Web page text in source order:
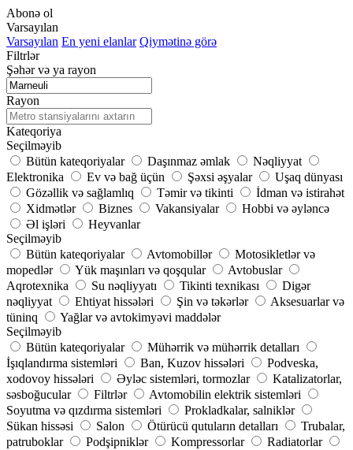
Abonə ol
Varsayılan
Varsayılan En yeni elanlar Qiymətinə görə
Filtrlər
Şəhər və ya rayon
Rayon
Kateqoriya
Seçilməyib
Bütün kateqoriyalar
Daşınmaz əmlak
Nəqliyyat
Elektronika
Ev və bağ üçün Şəxsi əşyalar
Uşaq dünyası
Gözəllik və sağlamlıq
Təmir və tikinti
İdman və istirahət
Xidmətlər
Biznes Vakansiyalar
Hobbi və əyləncə
Əl işləri
Heyvanlar
Seçilməyib
Bütün kateqoriyalar
Avtomobillər
Motosikletlər və
mopedlər
Yük maşınları və qoşqular
Avtobuslar
Aqrotexnika
Su nəqliyyatı Tikinti texnikası
Digər
nəqliyyat
Ehtiyat hissələri Şin və təkərlər
Aksesuarlar və
tüninq
Yağlar və avtokimyəvi maddələr
Seçilməyib
Bütün kateqoriyalar
Mühərrik və mühərrik detalları
İşıqlandırma sistemləri
Ban, Kuzov hissələri
Podveska,
xodovoy hissələri
Əyləc sistemləri, tormozlar
Katalizatorlar,
səsboğucular
Filtrlər
Avtomobilin elektrik sistemləri
Soyutma və qızdırma sistemləri
Prokladkalar, salniklər
Sükan hissəsi
Salon Ötürücü qutuların detalları
Trubalar,
patruboklar
Podşipniklər Kompressorlar
Radiatorlar